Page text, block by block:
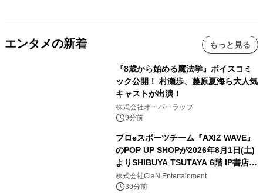
エンタメの新着 もっと見る
『8歳から始める魔法学』ボイスコミ
ック公開！ 村瀬歩、藤原夏海ら大人気
キャストが出演！
株式会社オーバーラップ
9分前
プロeスポーツチーム『AXIZ WAVE』
のPOP UP SHOPが2026年8月1日(土)
よりSHIBUYA TSUTAYA 6階 IP書店で
開催決定！！
株式会社ClaN Entertainment
39分前